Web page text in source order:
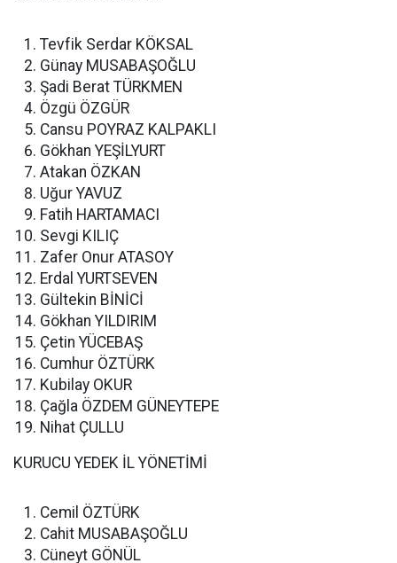
Tevfik Serdar KÖKSAL
Günay MUSABAŞOĞLU
Şadi Berat TÜRKMEN
Özgü ÖZGÜR
Cansu POYRAZ KALPAKLI
Gökhan YEŞİLYURT
Atakan ÖZKAN
Uğur YAVUZ
Fatih HARTAMACI
Sevgi KILIÇ
Zafer Onur ATASOY
Erdal YURTSEVEN
Gültekin BİNİCİ
Gökhan YILDIRIM
Çetin YÜCEBAŞ
Cumhur ÖZTÜRK
Kubilay OKUR
Çağla ÖZDEM GÜNEYTEPE
Nihat ÇULLU
KURUCU YEDEK İL YÖNETİMİ
Cemil ÖZTÜRK
Cahit MUSABAŞOĞLU
Cüneyt GÖNÜL